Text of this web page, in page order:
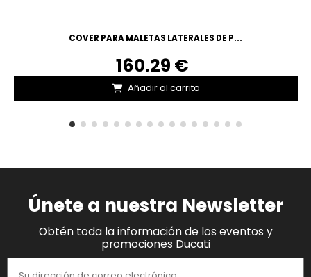
COVER PARA MALETAS LATERALES DE P...
160,29 €
Añadir al carrito
Únete a nuestra Newsletter
Obtén toda la información de los eventos y
promociones Ducati